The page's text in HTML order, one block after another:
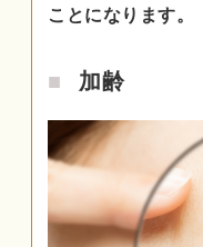
ことになります。
加齢